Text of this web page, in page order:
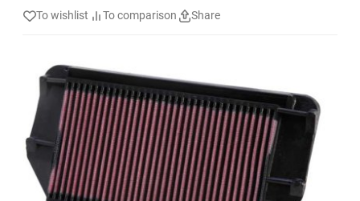
To wishlist To comparison Share